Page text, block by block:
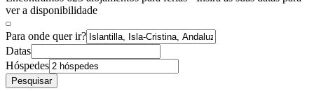
ver a disponibilidade
Para onde quer ir?
Datas
Hóspedes
Pesquisar